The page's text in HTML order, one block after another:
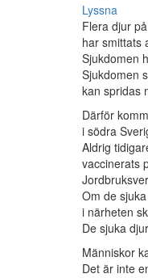
Lyssna
Flera djur
har smittats
Sjukdomen
Sjukdomen
kan spridas
Därför
i södra
Aldrig
vaccinerats
Om de
i närheten
De sjuka
Människor
Det är inte